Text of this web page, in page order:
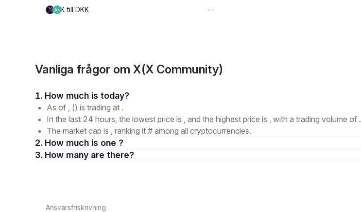
X till DKK --
Vanliga frågor om X(X Community)
1. How much is today?
As of , () is trading at .
In the last 24 hours, the lowest price is , and the highest price is , with a trading volume of .
The market cap is , ranking it # among all cryptocurrencies.
2. How much is one ?
3. How many are there?
Ansvarsfriskrivning